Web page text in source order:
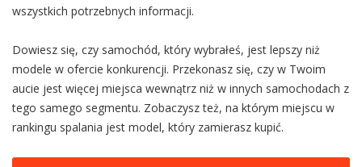
wszystkich potrzebnych informacji.
Dowiesz się, czy samochód, który wybrałeś, jest lepszy niż
modele w ofercie konkurencji. Przekonasz się, czy w Twoim
aucie jest więcej miejsca wewnątrz niż w innych samochodach z
tego samego segmentu. Zobaczysz też, na którym miejscu w
rankingu spalania jest model, który zamierasz kupić.